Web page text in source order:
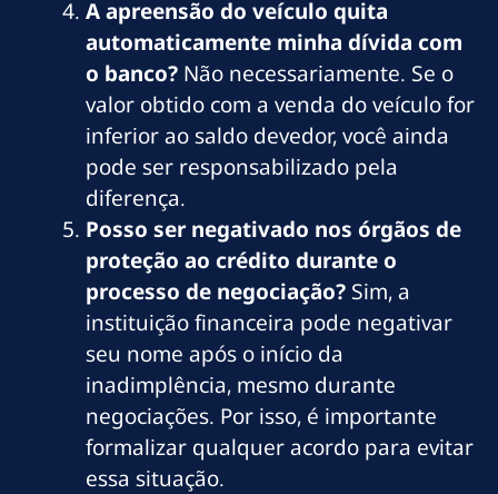
A apreensão do veículo quita
automaticamente minha dívida com
o banco? Não necessariamente. Se o
valor obtido com a venda do veículo for
inferior ao saldo devedor, você ainda
pode ser responsabilizado pela
diferença.
Posso ser negativado nos órgãos de
proteção ao crédito durante o
processo de negociação? Sim, a
instituição financeira pode negativar
seu nome após o início da
inadimplência, mesmo durante
negociações. Por isso, é importante
formalizar qualquer acordo para evitar
essa situação.